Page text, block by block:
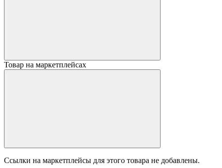
Товар на маркетплейсах
Ссылки на маркетплейсы для этого товара не добавлены.